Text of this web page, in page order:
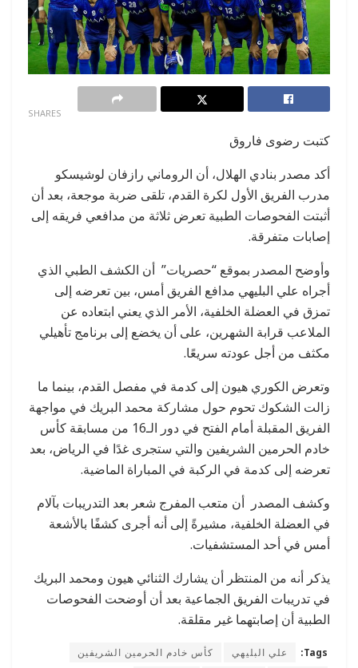
SHARES
كتبت رضوى فاروق
أكد مصدر بنادي الهلال، أن الروماني رازفان لوشيسكو
مدرب الفريق الأول لكرة القدم، تلقى ضربة موجعة، بعد أن
أثبتت الفحوصات الطبية تعرض ثلاثة من مدافعي فريقه إلى
إصابات متفرقة.
وأوضح المصدر بموقع “حصريات” أن الكشف الطبي الذي
أجراه علي البليهي مدافع الفريق أمس، بين تعرضه إلى
تمزق في العضلة الخلفية، الأمر الذي يعني ابتعاده عن
الملاعب قرابة الشهرين، على أن يخضع إلى برنامج تأهيلي
مكثف من أجل عودته سريعًا.
وتعرض الكوري هيون إلى كدمة في مفصل القدم، بينما ما
زالت الشكوك تحوم حول مشاركة محمد البريك في مواجهة
الفريق المقبلة أمام الفتح في دور الـ16 من مسابقة كأس
خادم الحرمين الشريفين والتي ستجرى غدًا في الرياض، بعد
تعرضه إلى كدمة في الركبة في المباراة الماضية.
وكشف المصدر أن متعب المفرج شعر بعد التدريبات بآلام
في العضلة الخلفية، مشيرةً إلى أنه أجرى كشفًا بالأشعة
أمس في أحد المستشفيات.
يذكر أنه من المنتظر أن يشارك الثنائي هيون ومحمد البريك
في تدريبات الفريق الجماعية بعد أن أوضحت الفحوصات
الطبية أن إصابتهما غير مقلقة.
Tags: علي البليهي
كأس خادم الحرمين الشريفين